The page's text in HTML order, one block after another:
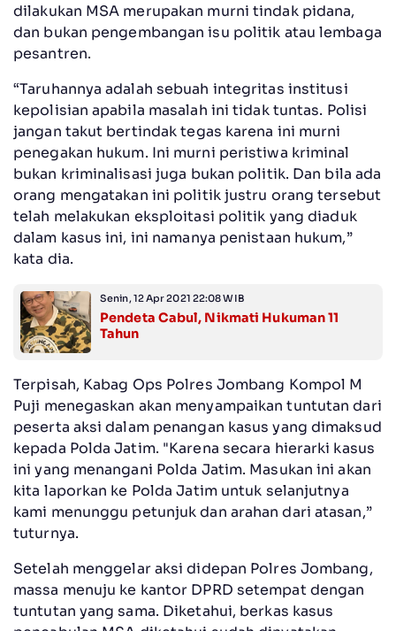
dilakukan MSA merupakan murni tindak pidana,
dan bukan pengembangan isu politik atau lembaga
pesantren.
“Taruhannya adalah sebuah integritas institusi
kepolisian apabila masalah ini tidak tuntas. Polisi
jangan takut bertindak tegas karena ini murni
penegakan hukum. Ini murni peristiwa kriminal
bukan kriminalisasi juga bukan politik. Dan bila ada
orang mengatakan ini politik justru orang tersebut
telah melakukan eksploitasi politik yang diaduk
dalam kasus ini, ini namanya penistaan hukum,”
kata dia.
Senin, 12 Apr 2021 22:08 WIB
Pendeta Cabul, Nikmati Hukuman 11
Tahun
Terpisah, Kabag Ops Polres Jombang Kompol M
Puji menegaskan akan menyampaikan tuntutan dari
peserta aksi dalam penangan kasus yang dimaksud
kepada Polda Jatim. "Karena secara hierarki kasus
ini yang menangani Polda Jatim. Masukan ini akan
kita laporkan ke Polda Jatim untuk selanjutnya
kami menunggu petunjuk dan arahan dari atasan,”
tuturnya.
Setelah menggelar aksi didepan Polres Jombang,
massa menuju ke kantor DPRD setempat dengan
tuntutan yang sama. Diketahui, berkas kasus